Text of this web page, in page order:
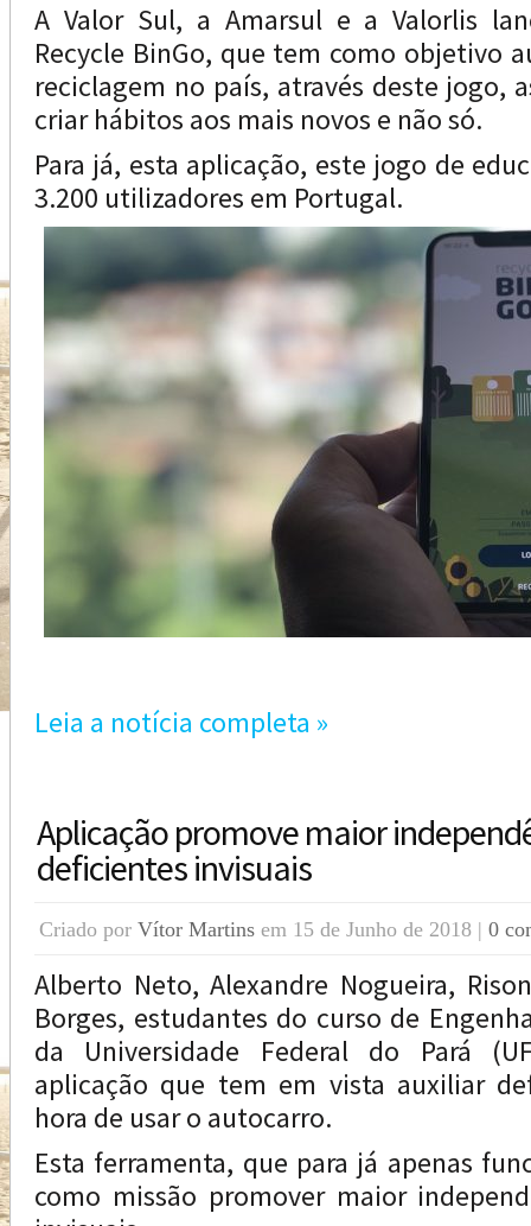
A Valor Sul, a Amarsul e a Valorlis
Recycle BinGo, que tem como objetivo
reciclagem no país, através deste jogo,
criar hábitos aos mais novos e não só.
Para já, esta aplicação, este jogo de
3.200 utilizadores em Portugal.
Leia a notícia completa »
Aplicação promove maior
deficientes invisuais
Criado por Vítor Martins em 15 de Junho de 2018 | 0
Alberto Neto, Alexandre Nogueira,
Borges, estudantes do curso de
da Universidade Federal do Pará
aplicação que tem em vista auxiliar
hora de usar o autocarro.
Esta ferramenta, que para já apenas
como missão promover maior